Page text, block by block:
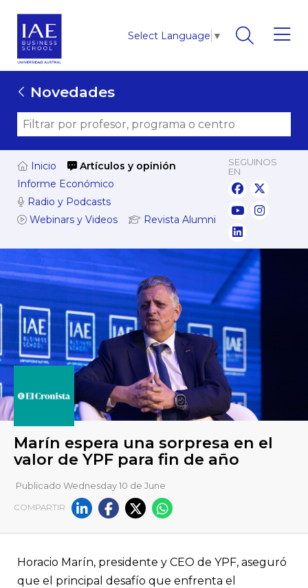
Select Language ▼
Novedades
Inicio
Artículos y opinión
Informe Económico
Radio y Podcasts
Webinars y Videos
Revista Alumni
SEGUINOS
EN
Marín espera una sorpresa
valor de YPF para fin de año
Publicado Wednesday 10 de June
COMPARTIR
Horacio Marín, presidente y CEO de YPF, aseguró
que el principal desafío que enfrenta el